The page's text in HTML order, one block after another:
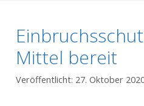
Mittel bereit
27. Oktober